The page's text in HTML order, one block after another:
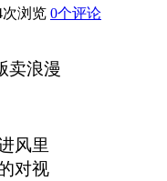
次浏览 0个评论
风里
对视